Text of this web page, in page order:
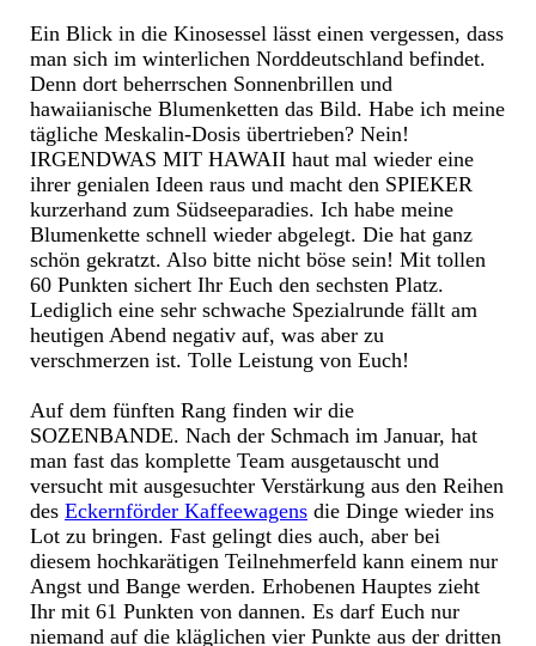
Ein Blick in die Kinosessel lässt einen vergessen, dass
man sich im winterlichen Norddeutschland befindet.
Denn dort beherrschen Sonnenbrillen und
hawaiianische Blumenketten das Bild. Habe ich meine
tägliche Meskalin-Dosis übertrieben? Nein!
IRGENDWAS MIT HAWAII haut mal wieder eine
ihrer genialen Ideen raus und macht den SPIEKER
kurzerhand zum Südseeparadies. Ich habe meine
Blumenkette schnell wieder abgelegt. Die hat ganz
schön gekratzt. Also bitte nicht böse sein! Mit tollen
60 Punkten sichert Ihr Euch den sechsten Platz.
Lediglich eine sehr schwache Spezialrunde fällt am
heutigen Abend negativ auf, was aber zu
verschmerzen ist. Tolle Leistung von Euch!
Auf dem fünften Rang finden wir die
SOZENBANDE. Nach der Schmach im Januar, hat
man fast das komplette Team ausgetauscht und
versucht mit ausgesuchter Verstärkung aus den Reihen
des Eckernförder Kaffeewagens die Dinge wieder ins
Lot zu bringen. Fast gelingt dies auch, aber bei
diesem hochkarätigen Teilnehmerfeld kann einem nur
Angst und Bange werden. Erhobenen Hauptes zieht
Ihr mit 61 Punkten von dannen. Es darf Euch nur
niemand auf die kläglichen vier Punkte aus der dritten